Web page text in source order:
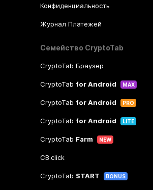
Конфиденциальность
Журнал Платежей
Семейство CryptoTab
CryptoTab Браузер
CryptoTab for Android MAX
CryptoTab for Android PRO
CryptoTab for Android LITE
CryptoTab Farm NEW
CB.click
CryptoTab START BONUS